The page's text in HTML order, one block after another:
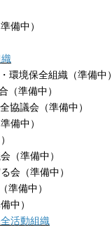
備中）
環境保全組織（準備中）
（準備中）
協議会（準備中）
備中）
（準備中）
会（準備中）
準備中）
中）
活動組織